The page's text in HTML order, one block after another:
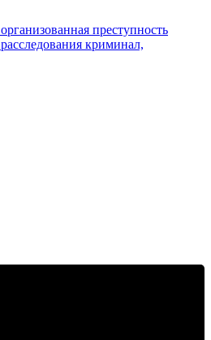
организованная преступность
расследования криминал,